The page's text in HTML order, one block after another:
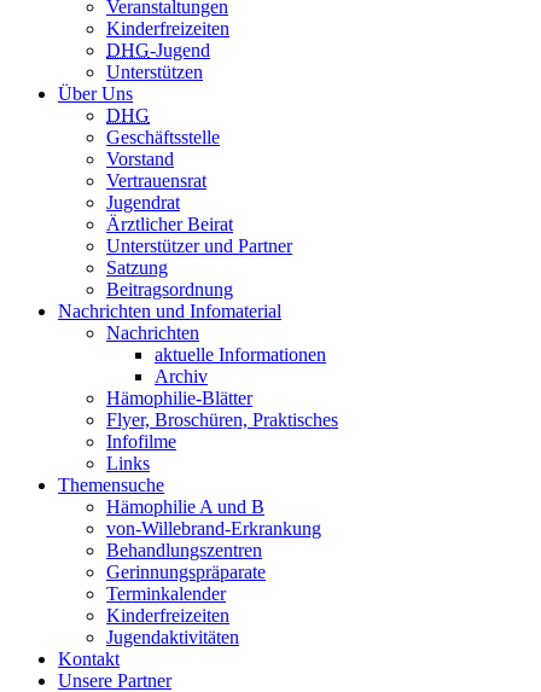
Veranstaltungen
Kinderfreizeiten
DHG-Jugend
Unterstützen
Über Uns
DHG
Geschäftsstelle
Vorstand
Vertrauensrat
Jugendrat
Ärztlicher Beirat
Unterstützer und Partner
Satzung
Beitragsordnung
Nachrichten und Infomaterial
Nachrichten
aktuelle Informationen
Archiv
Hämophilie-Blätter
Flyer, Broschüren, Praktisches
Infofilme
Links
Themensuche
Hämophilie A und B
von-Willebrand-Erkrankung
Behandlungszentren
Gerinnungspräparate
Terminkalender
Kinderfreizeiten
Jugendaktivitäten
Kontakt
Unsere Partner